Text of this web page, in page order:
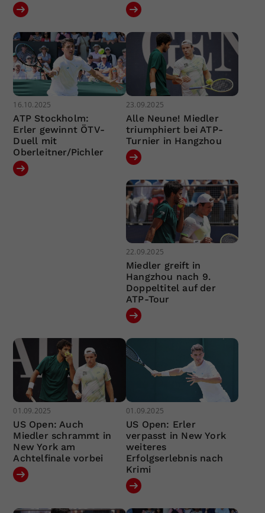
16.10.2025
ATP Stockholm:
Erler gewinnt ÖTV-
Duell mit
Oberleitner/Pichler
23.09.2025
Alle Neune! Miedler
triumphiert bei ATP-
Turnier in Hangzhou
22.09.2025
Miedler greift in
Hangzhou nach 9.
Doppeltitel auf der
ATP-Tour
01.09.2025
US Open: Auch
Miedler schrammt in
New York am
Achtelfinale vorbei
01.09.2025
US Open: Erler
verpasst in New York
weiteres
Erfolgserlebnis nach
Krimi